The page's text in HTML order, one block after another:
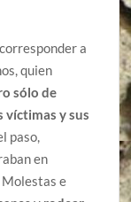
a
quien
sólo de
víctimas y sus
paso,
en
Molestas e